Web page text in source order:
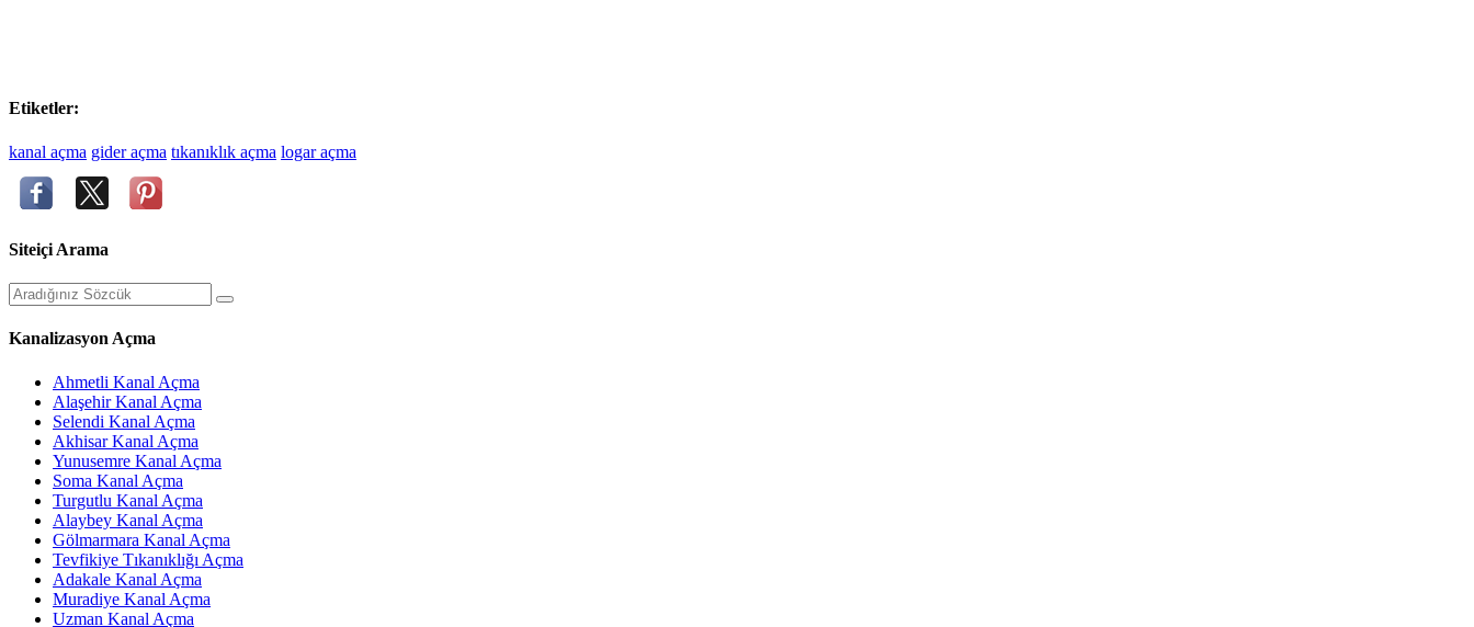
Etiketler:
kanal açma gider açma tıkanıklık açma logar açma
Siteiçi Arama
Kanalizasyon Açma
Ahmetli Kanal Açma
Alaşehir Kanal Açma
Selendi Kanal Açma
Akhisar Kanal Açma
Yunusemre Kanal Açma
Soma Kanal Açma
Turgutlu Kanal Açma
Alaybey Kanal Açma
Gölmarmara Kanal Açma
Tevfikiye Tıkanıklığı Açma
Adakale Kanal Açma
Muradiye Kanal Açma
Uzman Kanal Açma